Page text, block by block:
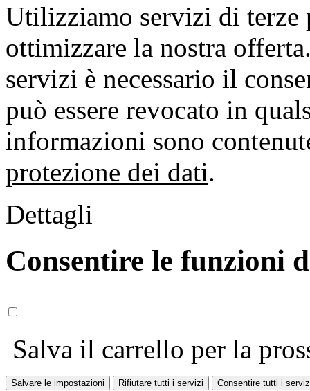
Utilizziamo servizi di terze
ottimizzare la nostra
servizi è necessario il
può essere revocato in
informazioni sono
protezione dei dati.
Dettagli
Consentire le funzioni
Salva il carrello per la
Salvare le impostazioni Rifiutare tutti i servizi Consentire tutti i